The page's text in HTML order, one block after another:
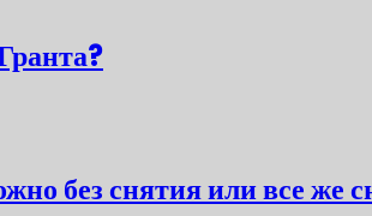
без снятия или все же